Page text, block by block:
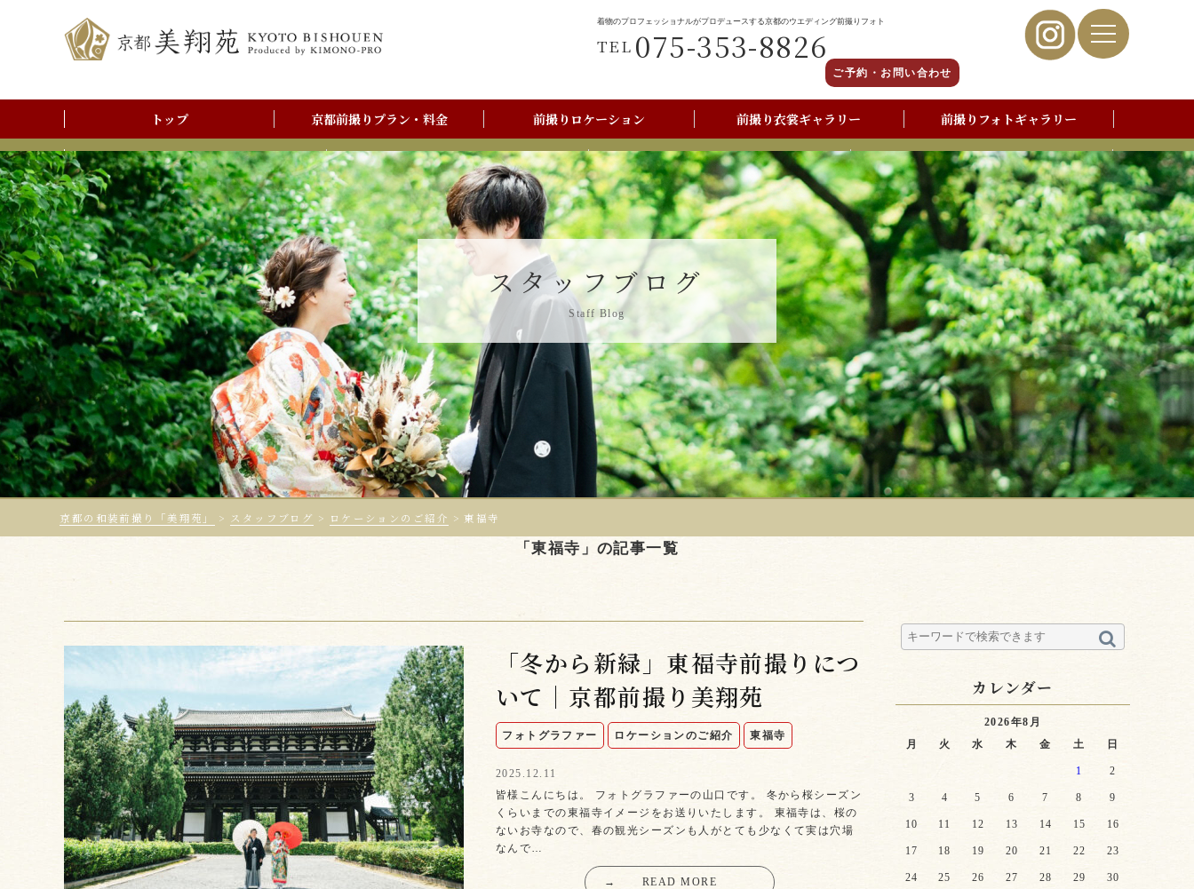
着物のプロフェッショナルがプロデュースする京都のウエディング前撮りフォト
TEL 075-353-8826
ご予約・お問い合わせ
トップ 京都前撮りプラン・料金 前撮りロケーション 前撮り衣裳ギャラリー 前撮りフォトギャラリー
前撮りアルバム 前撮りご利用の流れ 京都美翔苑店舗情報 写真撮影よくあるご質問
スタッフブログ
Staff Blog
京都の和装前撮り「美翔苑」 > スタッフブログ > ロケーションのご紹介 >東福寺
「東福寺」の記事一覧
「冬から新緑」東福寺前撮りにつ
いて｜京都前撮り美翔苑
フォトグラファー ロケーションのご紹介 東福寺
2025.12.11
皆様こんにちは。 フォトグラファーの山口です。 冬から桜シーズン
くらいまでの東福寺イメージをお送りいたします。 東福寺は、桜の
ないお寺なので、春の観光シーズンも人がとても少なくて実は穴場
なんで…
→ READ MORE
カレンダー
2026年8月
月
火 水 木 金 土 日
1 2
3 4 5 6 7 8 9
10 11 12 13 14 15 16
17 18 19 20 21 22 23
24 25 26 27 28 29 30